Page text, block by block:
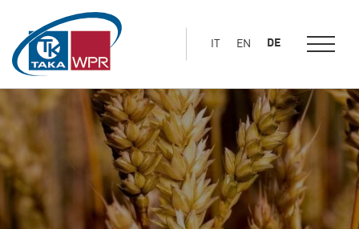
springen
IT EN DE